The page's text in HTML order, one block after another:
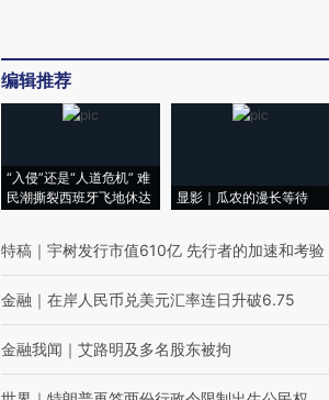
编辑推荐
“入侵”还是“人道危机” 难
民潮撕裂西班牙飞地休达
显影｜瓜农的漫长等待
特稿 ｜ 宇树发行市值610亿 先行者的加速和考验
金融 ｜ 在岸人民币兑美元汇率连日升破6.75
金融我闻 ｜ 艾路明及多名股东被拘